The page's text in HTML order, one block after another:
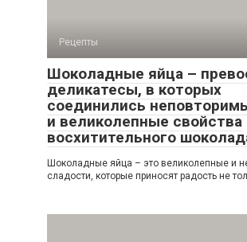
Рецепты
Шоколадные яйца –
деликатесы, в которых
соединились
и великолепные свойства
восхитительного
Шоколадные яйца – это великолепные и
сладости, которые приносят радость не